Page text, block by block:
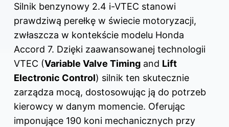
Silnik benzynowy 2.4 i-VTEC stanowi
prawdziwą perełkę w świecie motoryzacji,
zwłaszcza w kontekście modelu Honda
Accord 7. Dzięki zaawansowanej technologii
VTEC (Variable Valve Timing and Lift
Electronic Control) silnik ten skutecznie
zarządza mocą, dostosowując ją do potrzeb
kierowcy w danym momencie. Oferując
imponujące 190 koni mechanicznych przy